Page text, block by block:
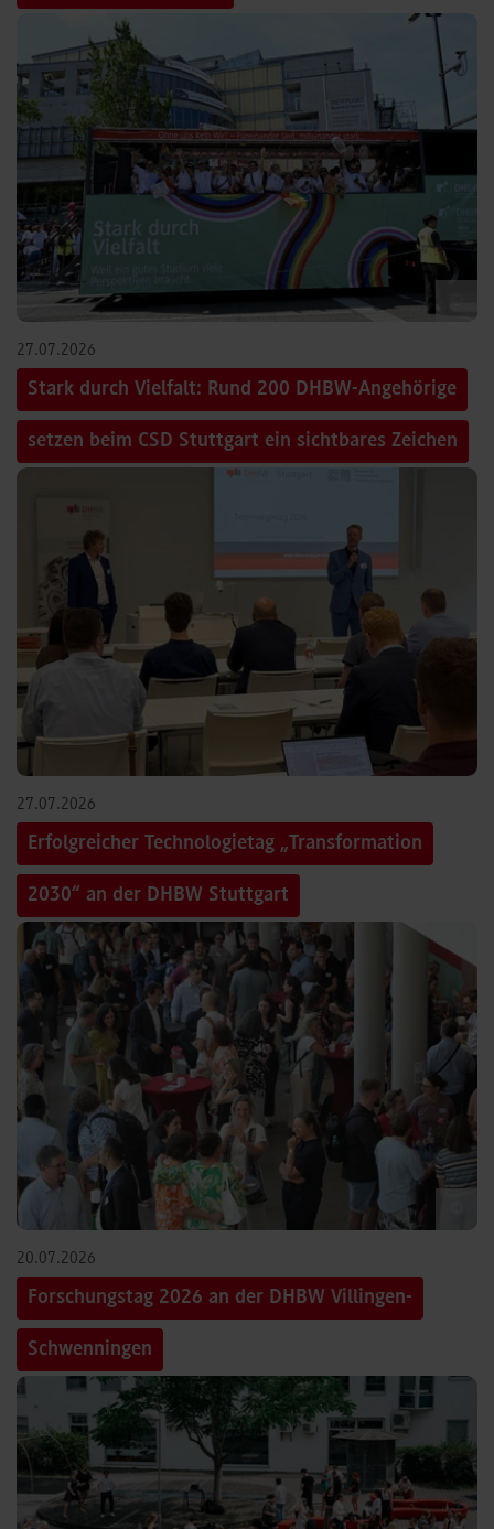
27.07.2026
Stark durch Vielfalt: Rund 200 DHBW-Angehörige
setzen beim CSD Stuttgart ein sichtbares Zeichen
27.07.2026
Erfolgreicher Technologietag „Transformation
2030“ an der DHBW Stuttgart
20.07.2026
Forschungstag 2026 an der DHBW Villingen-
Schwenningen